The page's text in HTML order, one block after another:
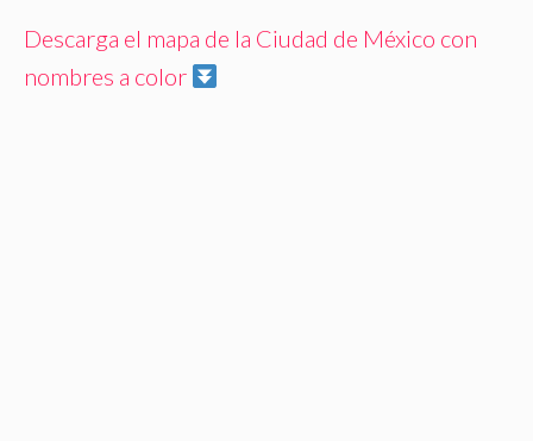
Descarga el mapa de la Ciudad de México con
nombres a color